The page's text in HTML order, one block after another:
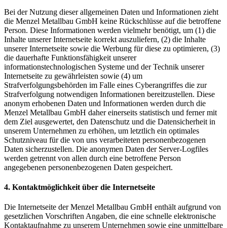
Bei der Nutzung dieser allgemeinen Daten und Informationen zieht
die Menzel Metallbau GmbH keine Rückschlüsse auf die betroffene
Person. Diese Informationen werden vielmehr benötigt, um (1) die
Inhalte unserer Internetseite korrekt auszuliefern, (2) die Inhalte
unserer Internetseite sowie die Werbung für diese zu optimieren, (3)
die dauerhafte Funktionsfähigkeit unserer
informationstechnologischen Systeme und der Technik unserer
Internetseite zu gewährleisten sowie (4) um
Strafverfolgungsbehörden im Falle eines Cyberangriffes die zur
Strafverfolgung notwendigen Informationen bereitzustellen. Diese
anonym erhobenen Daten und Informationen werden durch die
Menzel Metallbau GmbH daher einerseits statistisch und ferner mit
dem Ziel ausgewertet, den Datenschutz und die Datensicherheit in
unserem Unternehmen zu erhöhen, um letztlich ein optimales
Schutzniveau für die von uns verarbeiteten personenbezogenen
Daten sicherzustellen. Die anonymen Daten der Server-Logfiles
werden getrennt von allen durch eine betroffene Person
angegebenen personenbezogenen Daten gespeichert.
4. Kontaktmöglichkeit über die Internetseite
Die Internetseite der Menzel Metallbau GmbH enthält aufgrund von
gesetzlichen Vorschriften Angaben, die eine schnelle elektronische
Kontaktaufnahme zu unserem Unternehmen sowie eine unmittelbare